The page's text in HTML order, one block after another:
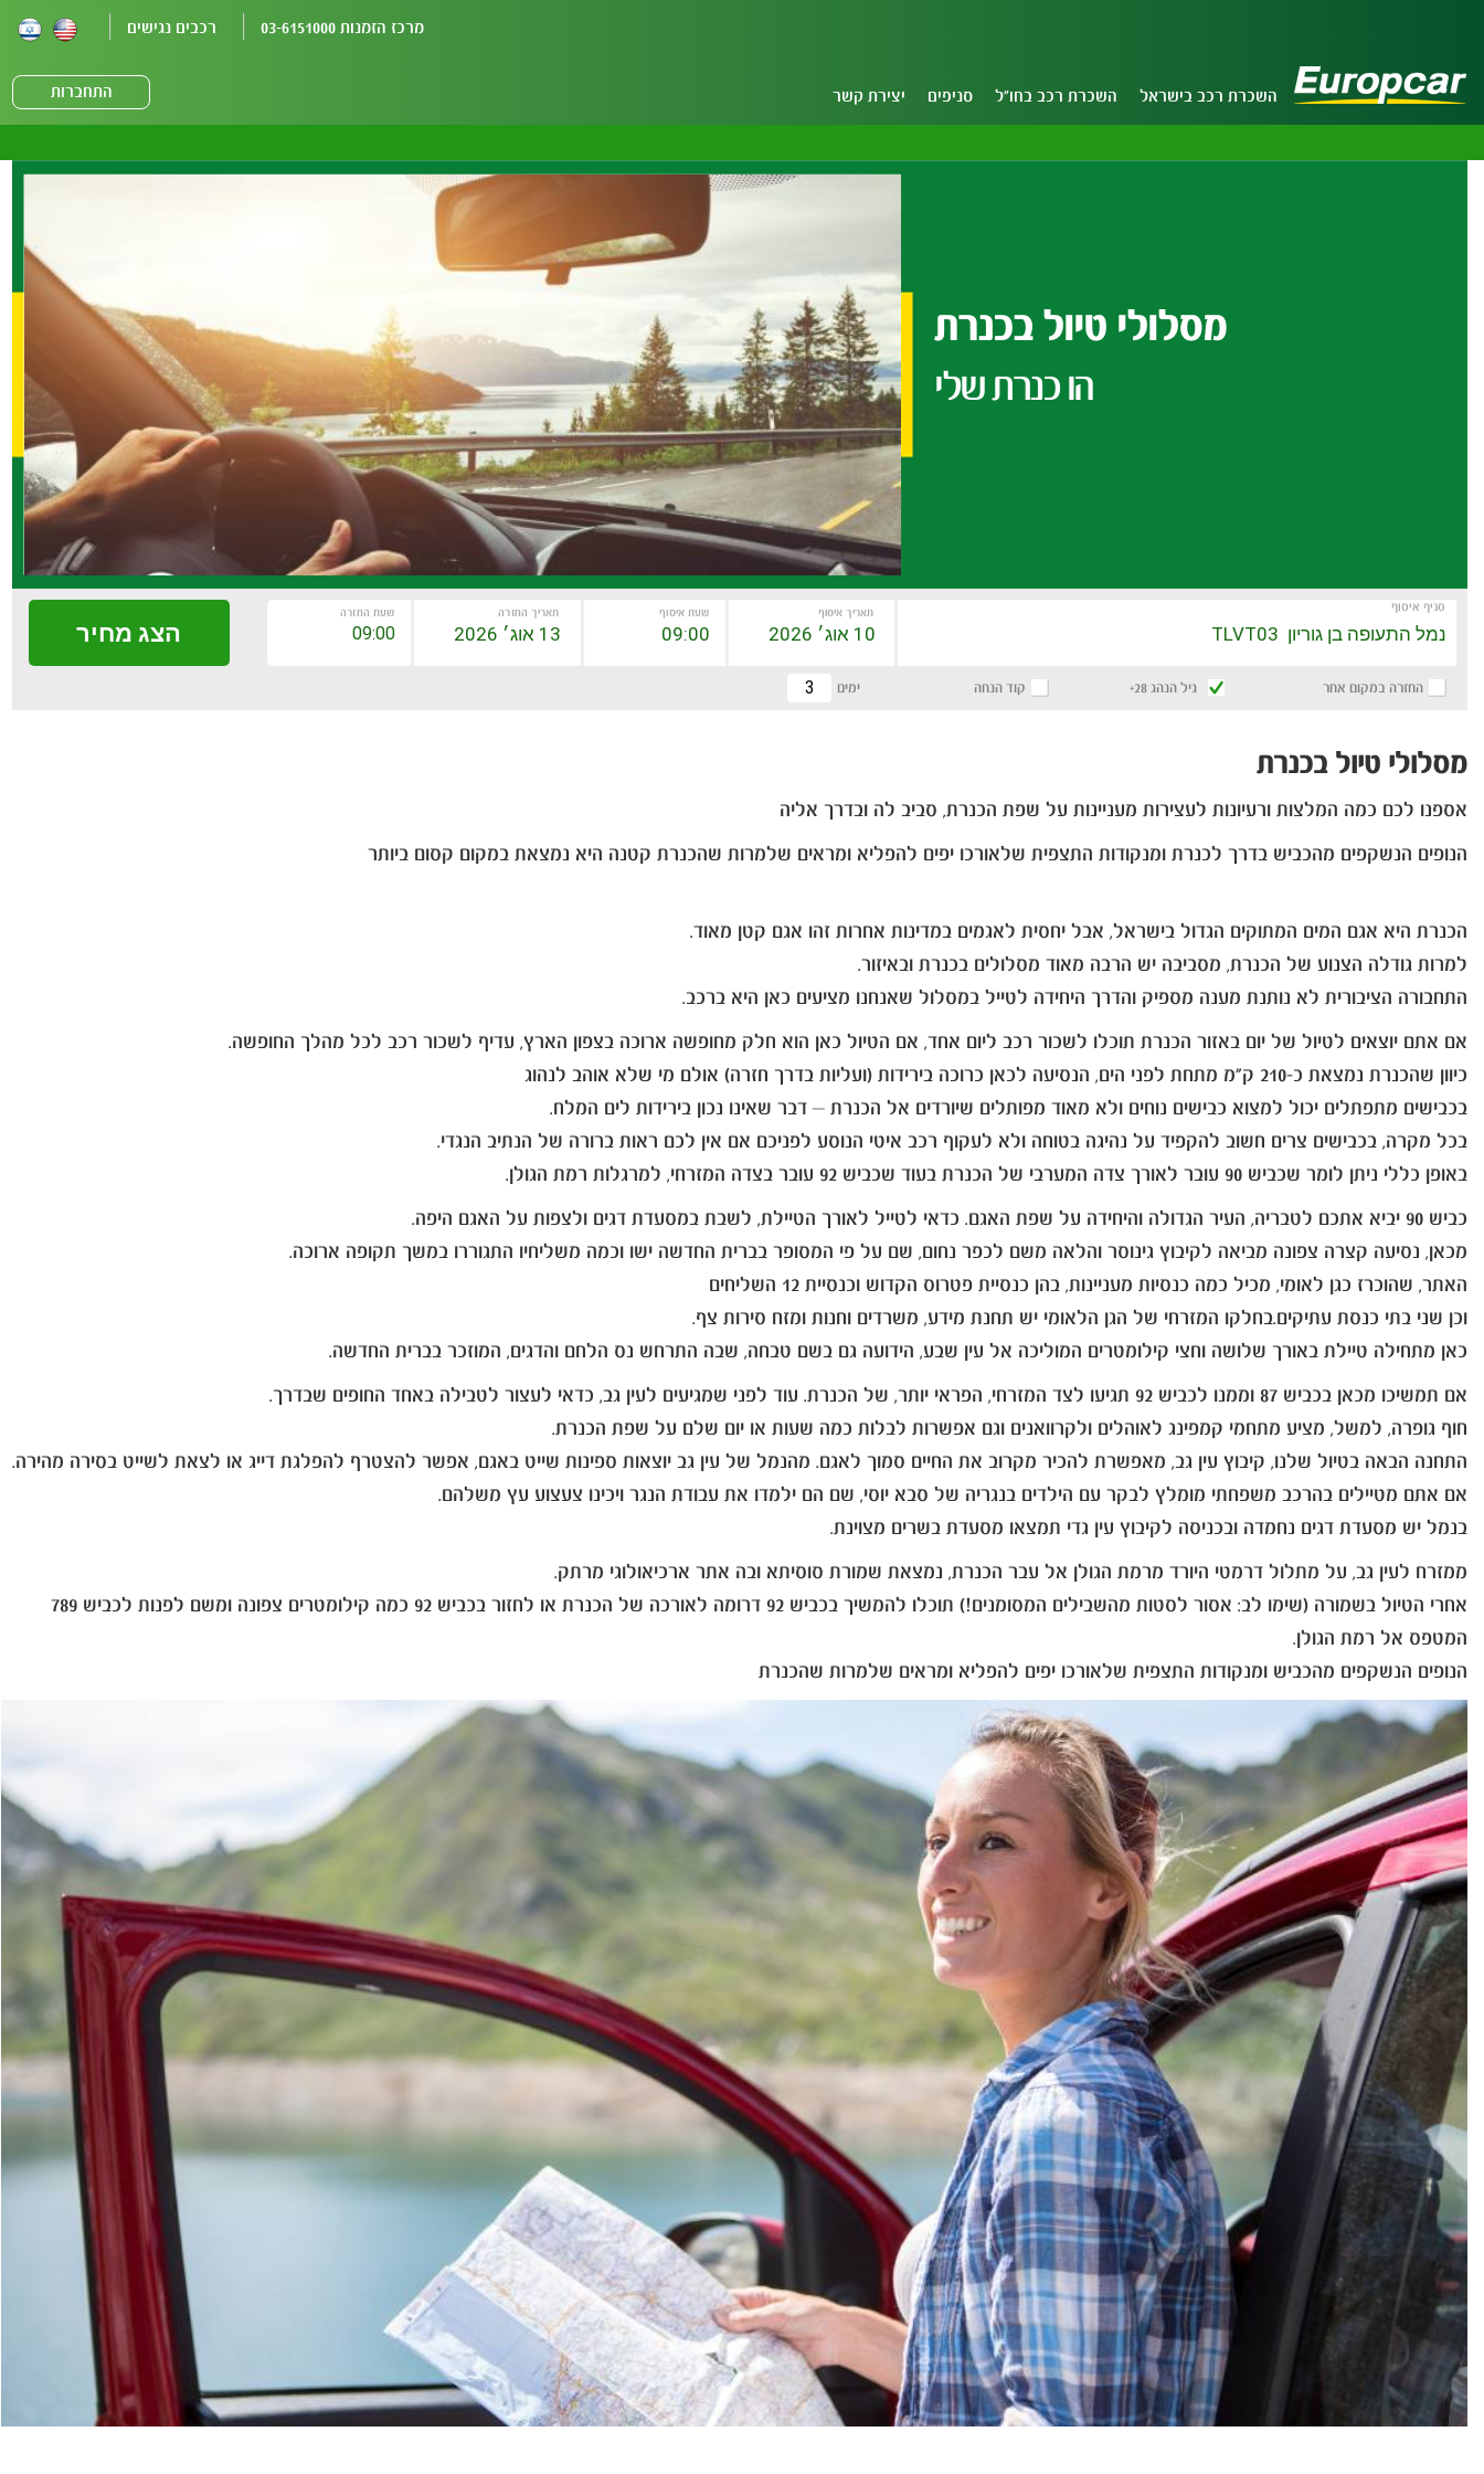
מרכז הזמנות 03-6151000 רכבים נגישים
השכרת רכב בישראל השכרת רכב בחו"ל סניפים יצירת קשר התחברות
מסלולי טיול בכנרת
הו כנרת שלי
סניף איסוף תאריך איסוף שעת איסוף תאריך החזרה שעת החזרה
החזרה במקום אחר גיל הנהג 28+ קוד הנחה ימים
הצג מחיר
מסלולי טיול בכנרת
אספנו לכם כמה המלצות ורעיונות לעצירות מעניינות על שפת הכנרת, סביב לה ובדרך אליה
הנופים הנשקפים מהכביש בדרך לכנרת ומנקודות התצפית שלאורכו יפים להפליא ומראים שלמרות שהכנרת קטנה היא נמצאת במקום קסום ביותר
הכנרת היא אגם המים המתוקים הגדול בישראל, אבל יחסית לאגמים במדינות אחרות זהו אגם קטן מאוד.
למרות גודלה הצנוע של הכנרת, מסביבה יש הרבה מאוד מסלולים בכנרת ובאיזור.
התחבורה הציבורית לא נותנת מענה מספיק והדרך היחידה לטייל במסלול שאנחנו מציעים כאן היא ברכב.
אם אתם יוצאים לטיול של יום באזור הכנרת תוכלו לשכור רכב ליום אחד, אם הטיול כאן הוא חלק מחופשה ארוכה בצפון הארץ, עדיף לשכור רכב לכל מהלך החופשה.
כיוון שהכנרת נמצאת כ-210 ק"מ מתחת לפני הים, הנסיעה לכאן כרוכה בירידות (ועליות בדרך חזרה) אולם מי שלא אוהב לנהוג
בכבישים מתפתלים יכול למצוא כבישים נוחים ולא מאוד מפותלים שיורדים אל הכנרת – דבר שאינו נכון בירידות לים המלח.
בכל מקרה, בכבישים צרים חשוב להקפיד על נהיגה בטוחה ולא לעקוף רכב איטי הנוסע לפניכם אם אין לכם ראות ברורה של הנתיב הנגדי.
באופן כללי ניתן לומר שכביש 90 עובר לאורך צדה המערבי של הכנרת בעוד שכביש 92 עובר בצדה המזרחי, למרגלות רמת הגולן.
כביש 90 יביא אתכם לטבריה, העיר הגדולה והיחידה על שפת האגם. כדאי לטייל לאורך הטיילת, לשבת במסעדת דגים ולצפות על האגם היפה.
מכאן, נסיעה קצרה צפונה מביאה לקיבוץ גינוסר והלאה משם לכפר נחום, שם על פי המסופר בברית החדשה ישו וכמה משליחיו התגוררו במשך תקופה ארוכה.
האתר, שהוכרז כגן לאומי, מכיל כמה כנסיות מעניינות, בהן כנסיית פטרוס הקדוש וכנסיית 12 השליחים
וכן שני בתי כנסת עתיקים.בחלקו המזרחי של הגן הלאומי יש תחנת מידע, משרדים וחנות ומזח סירות צף.
כאן מתחילה טיילת באורך שלושה וחצי קילומטרים המוליכה אל עין שבע, הידועה גם בשם טבחה, שבה התרחש נס הלחם והדגים, המוזכר בברית החדשה.
אם תמשיכו מכאן בכביש 87 וממנו לכביש 92 תגיעו לצד המזרחי, הפראי יותר, של הכנרת. עוד לפני שמגיעים לעין גב, כדאי לעצור לטבילה באחד החופים שבדרך.
חוף גופרה, למשל, מציע מתחמי קמפינג לאוהלים ולקרוואנים וגם אפשרות לבלות כמה שעות או יום שלם על שפת הכנרת.
התחנה הבאה בטיול שלנו, קיבוץ עין גב, מאפשרת להכיר מקרוב את החיים סמוך לאגם. מהנמל של עין גב יוצאות ספינות שייט באגם, אפשר להצטרף להפלגת דייג או לצאת לשייט בסירה מהירה.
אם אתם מטיילים בהרכב משפחתי מומלץ לבקר עם הילדים בנגריה של סבא יוסי, שם הם ילמדו את עבודת הנגר ויכינו צעצוע עץ משלהם.
בנמל יש מסעדת דגים נחמדה ובכניסה לקיבוץ עין גדי תמצאו מסעדת בשרים מצוינת.
ממזרח לעין גב, על מתלול דרמטי היורד מרמת הגולן אל עבר הכנרת, נמצאת שמורת סוסיתא ובה אתר ארכיאולוגי מרתק.
אחרי הטיול בשמורה (שימו לב: אסור לסטות מהשבילים המסומנים!) תוכלו להמשיך בכביש 92 דרומה לאורכה של הכנרת או לחזור בכביש 92 כמה קילומטרים צפונה ומשם לפנות לכביש 789
המטפס אל רמת הגולן.
הנופים הנשקפים מהכביש ומנקודות התצפית שלאורכו יפים להפליא ומראים שלמרות שהכנרת